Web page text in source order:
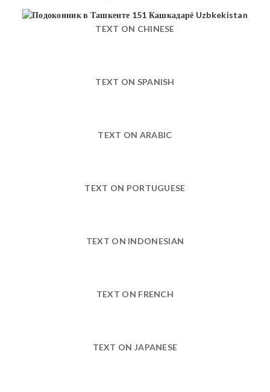
TEXT ON CHINESE
TEXT ON SPANISH
TEXT ON ARABIC
TEXT ON PORTUGUESE
TEXT ON INDONESIAN
TEXT ON FRENCH
TEXT ON JAPANESE